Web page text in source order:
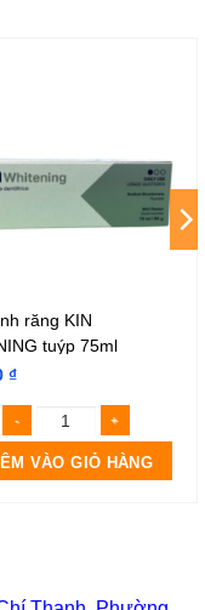
răng KIN
tuýp 75ml
₫
VÀO GIỎ HÀNG